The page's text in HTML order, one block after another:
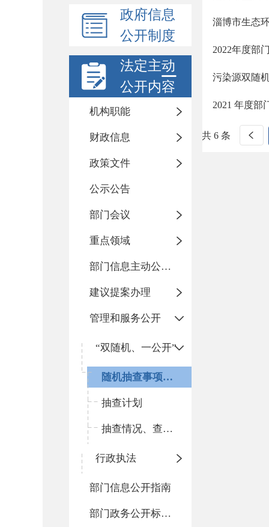
政府信息
公开制度
法定主动
公开内容
机构职能
财政信息
政策文件
公示公告
部门会议
重点领域
部门信息主动公开基本目录
建议提案办理
管理和服务公开
“双随机、一公开”
随机抽查事项清单
抽查计划
抽查情况、查处结果
行政执法
部门信息公开指南
部门政务公开标准化目录
淄博市生态
2022年度部
污染源双随
2021 年度部
共 6 条